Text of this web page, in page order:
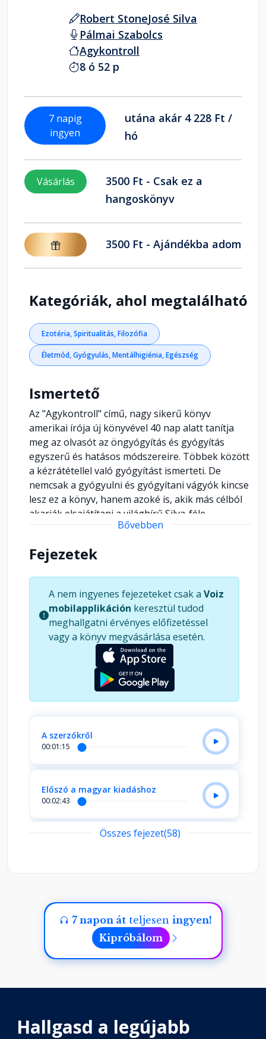
Robert StoneJosé Silva
Pálmai Szabolcs
Agykontroll
8 ó 52 p
7 napig
ingyen
utána akár 4 228 Ft /
hó
Vásárlás
3500 Ft - Csak ez a
hangoskönyv
3500 Ft - Ajándékba adom
Kategóriák, ahol megtalálható
Ezotéria, Spiritualitás, Filozófia
Életmód, Gyógyulás, Mentálhigiénia, Egészség
Ismertető
Az "Agykontroll" című, nagy sikerű könyv
amerikai írója új könyvével 40 nap alatt tanítja
meg az olvasót az öngyógyítás és gyógyítás
egyszerű és hatásos módszereire. Többek között
a kézrátétellel való gyógyítást ismerteti. De
nemcsak a gyógyulni és gyógyítani vágyók kincse
lesz ez a könyv, hanem azoké is, akik más célból
akarják elsajátítani a világhírű Silva-féle
agykontrollt, mert művében a szerző részletes
Bővebben
Fejezetek
A nem ingyenes fejezeteket csak a Voiz
mobilapplikáción keresztül tudod
meghallgatni érvényes előfizetéssel
vagy a könyv megvásárlása esetén.
A szerzőkről
00:01:15
Előszó a magyar kiadáshoz
00:02:43
00:23:33
Hogyan használd ezt a könyvet?
00:02:22
Fejezet hossza: 00:08:51
Összes fejezet(58)
7 napon átteljesen ingyen!
Kipróbálom
Hallgasd a legújabb